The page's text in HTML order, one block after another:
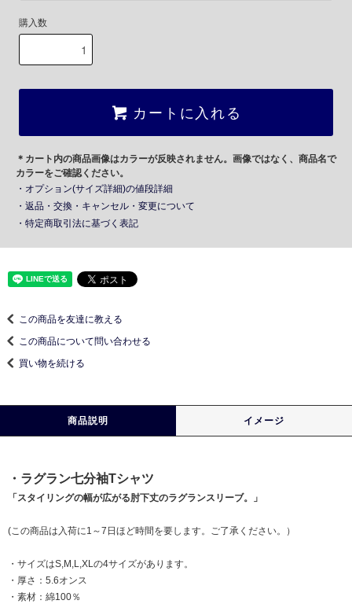
購入数
カートに入れる
＊カート内の商品画像はカラーが反映されません。画像ではなく、商品名で
カラーをご確認ください。
・オプション(サイズ詳細)の値段詳細
・返品・交換・キャンセル・変更について
・特定商取引法に基づく表記
この商品を友達に教える
この商品について問い合わせる
買い物を続ける
商品説明 イメージ
・ラグラン七分袖Tシャツ
「スタイリングの幅が広がる肘下丈のラグランスリーブ。」
(この商品は入荷に1～7日ほど時間を要します。ご了承ください。）
・サイズはS,M,L,XLの4サイズがあります。
・厚さ：5.6オンス
・素材：綿100％